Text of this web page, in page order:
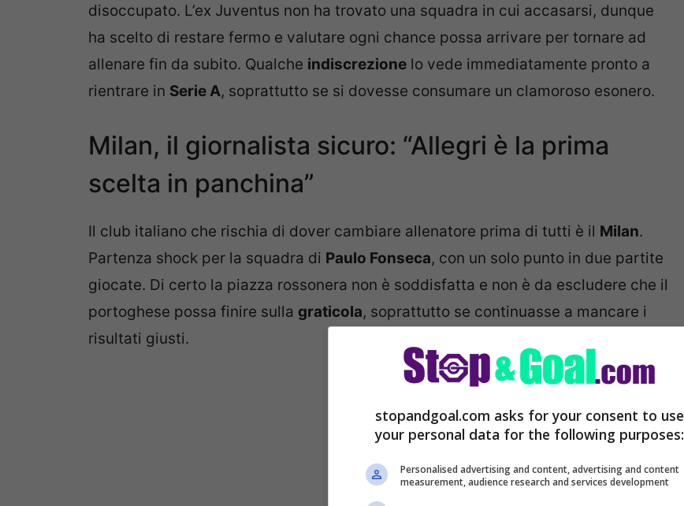
disoccupato. L’ex Juventus non ha trovato una squadra in cui accasarsi, dunque
ha scelto di restare fermo e valutare ogni chance possa arrivare per tornare ad
allenare fin da subito. Qualche indiscrezione lo vede immediatamente pronto a
rientrare in Serie A, soprattutto se si dovesse consumare un clamoroso esonero.
Milan, il giornalista sicuro: “Allegri è la prima
scelta in panchina”
Il club italiano che rischia di dover cambiare allenatore prima di tutti è il Milan.
Partenza shock per la squadra di Paulo Fonseca, con un solo punto in due partite
giocate. Di certo la piazza rossonera non è soddisfatta e non è da escludere che il
portoghese possa finire sulla graticola, soprattutto se continuasse a mancare i
risultati giusti.
stopandgoal.com asks for your consent to use
your personal data for the following purposes:
Personalised advertising and content, advertising and content
measurement, audience research and services development